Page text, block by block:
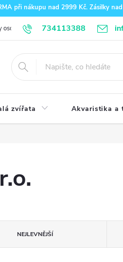
při nákupu nad 2999 Kč. Zásilky
734113388
osobních údajů Doprava a platba
zvířata Akvaristika a
NEJLEVNĚJŠÍ